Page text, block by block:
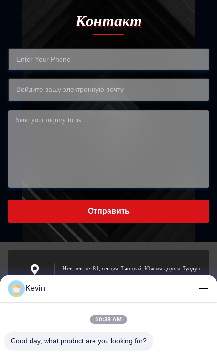
Контакт
Отправить
Нет, нет, нет.81, секция Льюцхай, Южная дорога Луодун,
Электронная
почта
Kevin
10:38 AM
Good day, what product are you looking for?